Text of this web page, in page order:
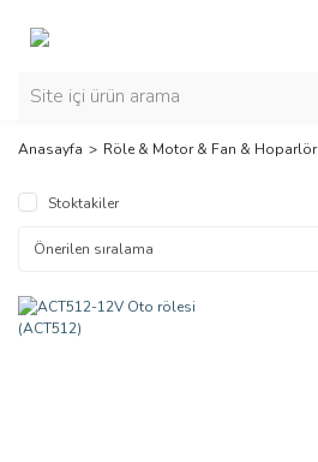
Anasayfa Röle & Motor & Fan & Hoparlör
Stoktakiler